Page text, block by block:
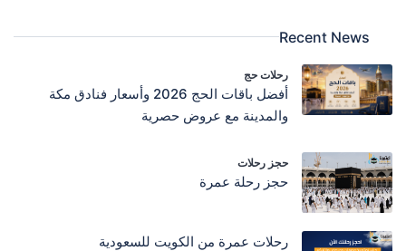
Recent News
رحلات حج
أفضل باقات الحج 2026 وأسعار فنادق مكة
والمدينة مع عروض حصرية
حجز رحلات
حجز رحلة عمرة
رحلات عمرة من الكويت للسعودية